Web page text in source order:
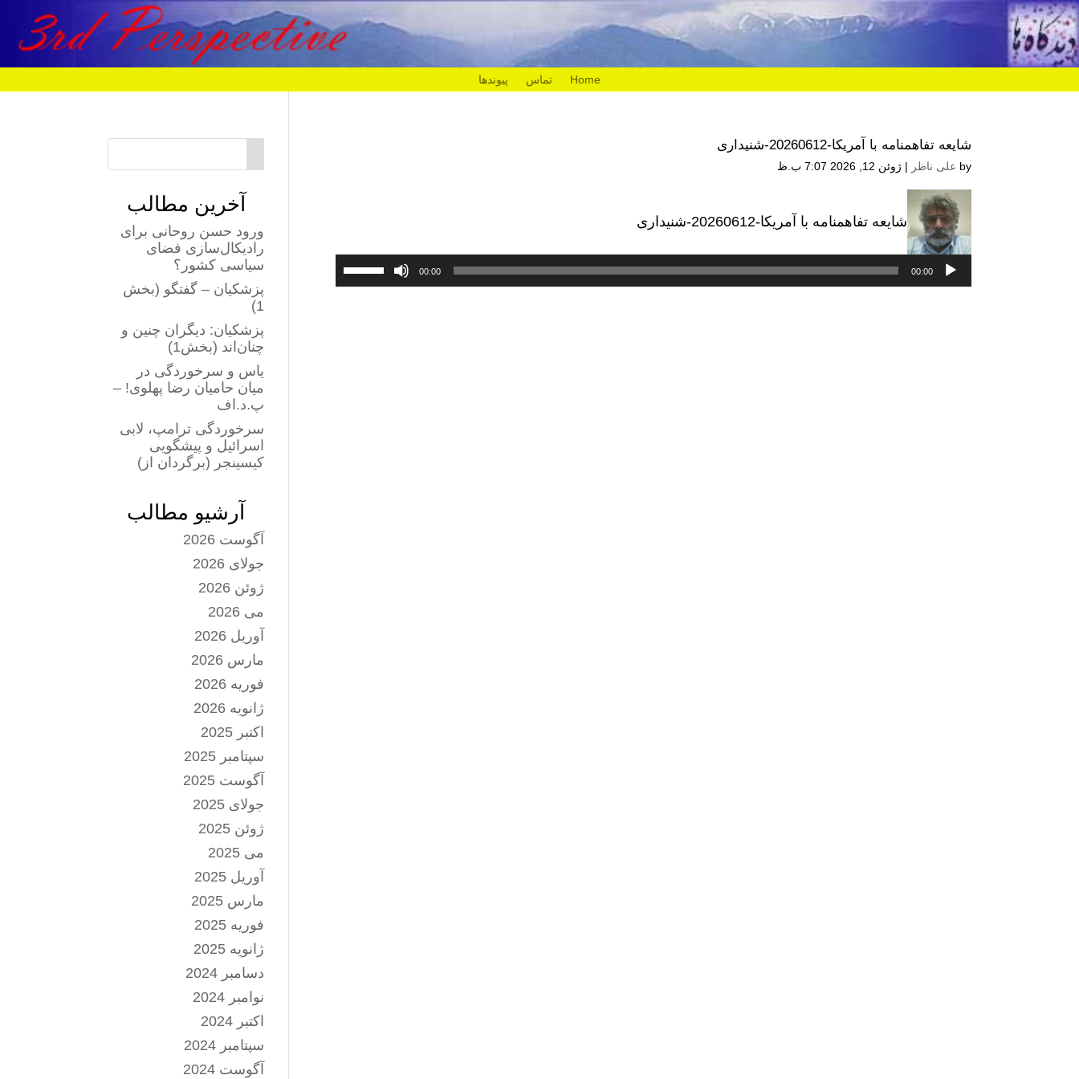
Home تماس پیوندها
شایعه تفاهمنامه با آمریکا-20260612-شنیداری
by علی ناظر |ژوئن 12, 2026 7:07 ب.ظ
شایعه تفاهمنامه با آمریکا-20260612-شنیداری
پخش‌کننده
صوت
00:00
00:00
افزایش
آخرین مطالب
ورود حسن روحانی برای
رادیکال‌سازی فضای
سیاسی کشور؟
پزشکیان – گفتگو (بخش
1)
پزشکیان: دیگران چنین و
چنان‌اند (بخش1)
یاس و سرخوردگی در
میان حامیان رضا پهلوی! –
پ.د.اف
سرخوردگی ترامپ، لابی
اسرائیل و پیشگویی
کیسینجر (برگردان از)
آرشیو مطالب
آگوست 2026
جولای 2026
ژوئن 2026
می 2026
آوریل 2026
مارس 2026
فوریه 2026
ژانویه 2026
اکتبر 2025
سپتامبر 2025
آگوست 2025
جولای 2025
ژوئن 2025
می 2025
آوریل 2025
مارس 2025
فوریه 2025
ژانویه 2025
دسامبر 2024
نوامبر 2024
اکتبر 2024
سپتامبر 2024
آگوست 2024